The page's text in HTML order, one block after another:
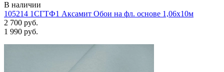
В наличии
105214 1СГТФ1 Аксамит Обои на фл. основе 1,06х10м
2 700 руб.
1 990 руб.